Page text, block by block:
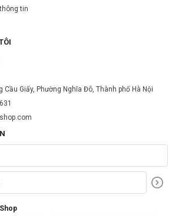
tin
Cầu Giấy, Phường Nghĩa Đô, Thành phố Hà Nội